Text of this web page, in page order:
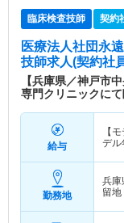
臨床検査技師 契約
医療法人社団永
技師求人(契約社
【兵庫県／神戸市
専門クリニックに
給与
【
デル
勤務地
兵庫
留地